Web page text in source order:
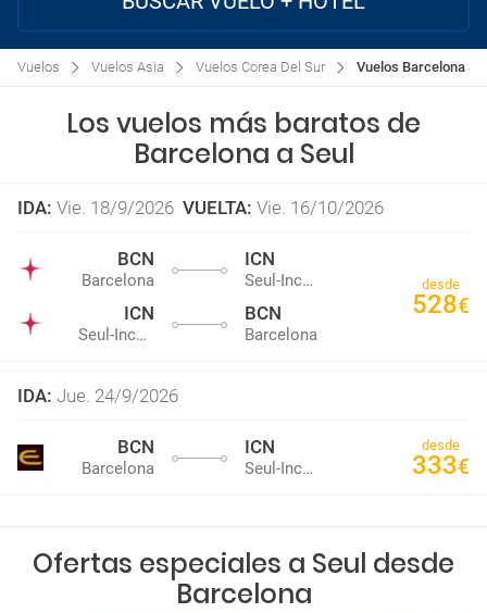
Vuelos Vuelos Asia Vuelos Corea Del Sur Vuelos Barcelona
Los vuelos más baratos de
Barcelona a Seul
IDA: Vie. 18/9/2026 VUELTA: Vie. 16/10/2026
BCN
Barcelona
ICN
Seul-Incheon
ICN
Seul-Incheon
BCN
Barcelona
desde
528€
IDA: Jue. 24/9/2026
BCN
Barcelona
ICN
Seul-Incheon
desde
333€
Ofertas especiales a Seul desde
Barcelona